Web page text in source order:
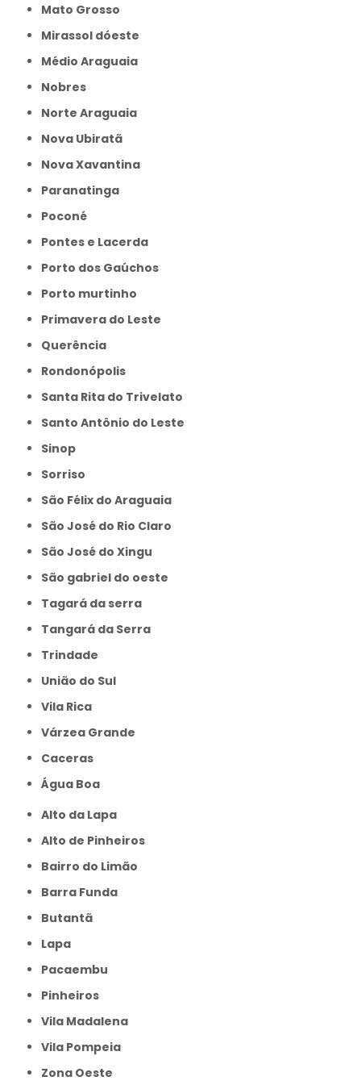
Mato Grosso
Mirassol dóeste
Médio Araguaia
Nobres
Norte Araguaia
Nova Ubiratã
Nova Xavantina
Paranatinga
Poconé
Pontes e Lacerda
Porto dos Gaúchos
Porto murtinho
Primavera do Leste
Querência
Rondonópolis
Santa Rita do Trivelato
Santo Antônio do Leste
Sinop
Sorriso
São Félix do Araguaia
São José do Rio Claro
São José do Xingu
São gabriel do oeste
Tagará da serra
Tangará da Serra
Trindade
União do Sul
Vila Rica
Várzea Grande
caceras
Água Boa
Alto da Lapa
Alto de Pinheiros
Bairro do Limão
Barra Funda
Butantã
Lapa
Pacaembu
Pinheiros
Vila Madalena
Vila Pompeia
Zona Oeste